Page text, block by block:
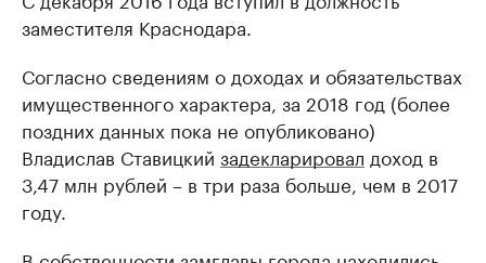
заместителя Краснодара.
Согласно сведениям о доходах и обязательствах
имущественного характера, за 2018 год (более
поздних данных пока не опубликовано)
Владислав Ставицкий задекларировал доход в
3,47 млн рублей – в три раза больше, чем в 2017
году.